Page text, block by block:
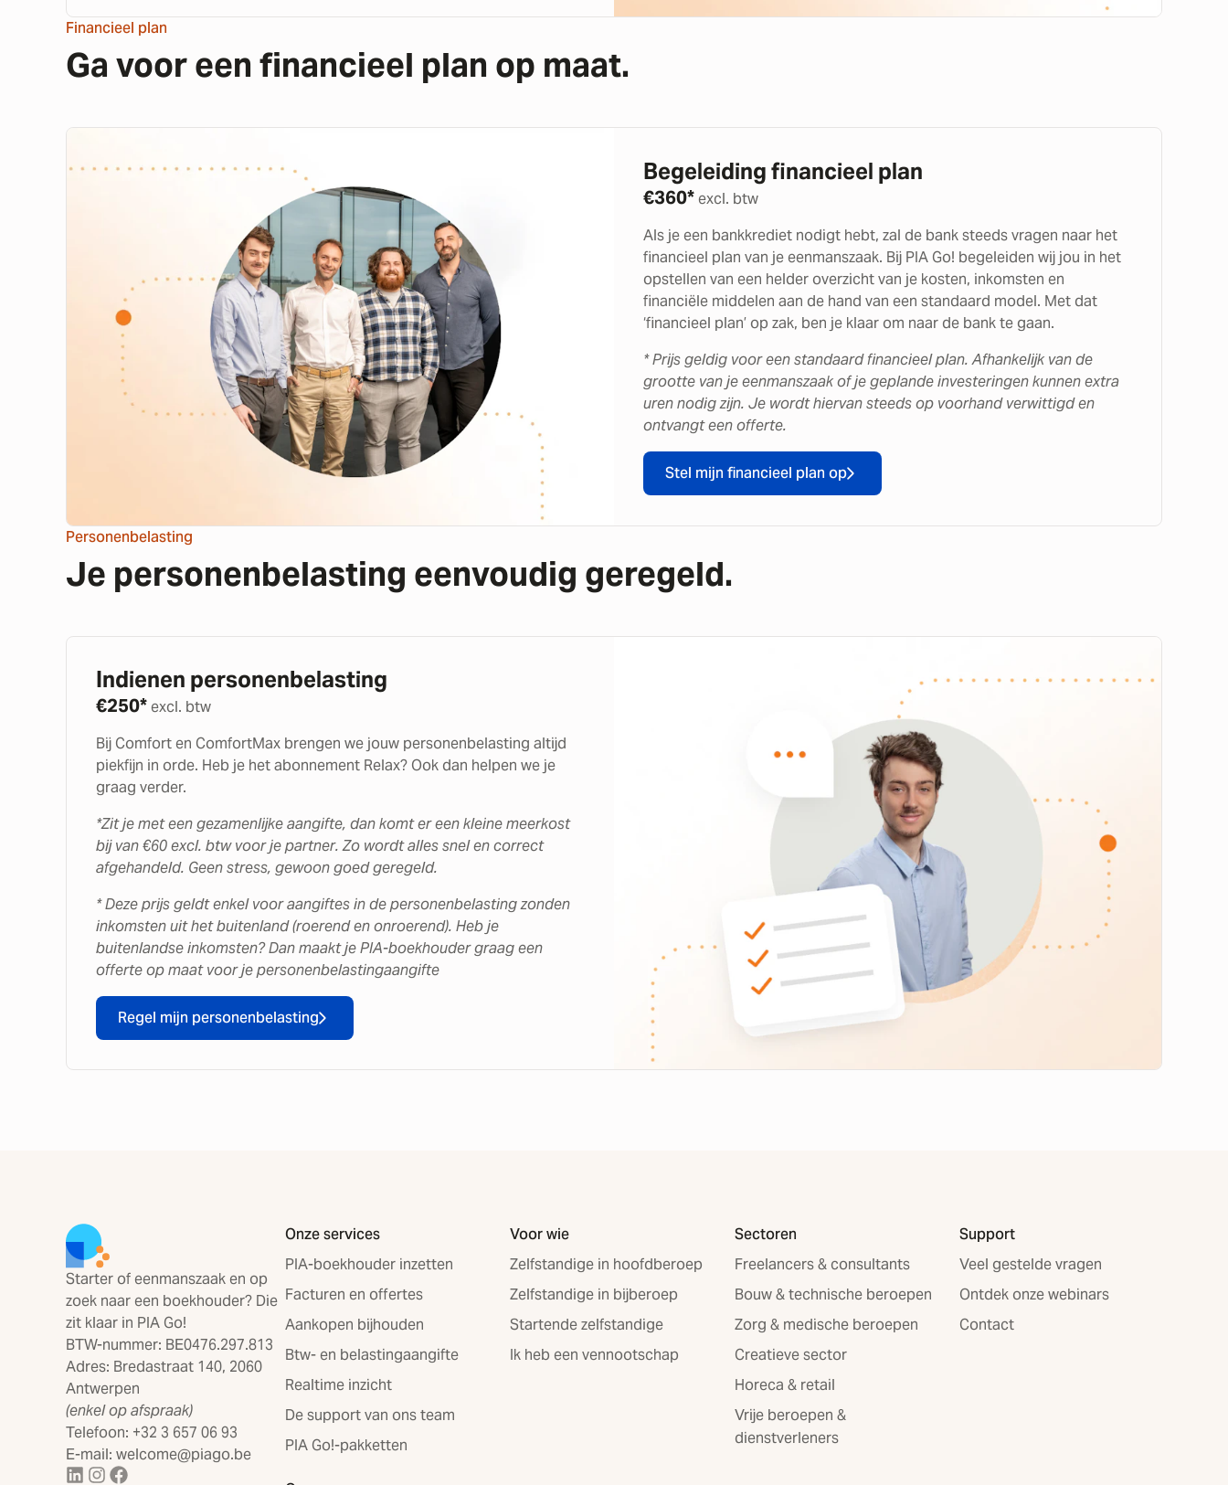
Financieel plan
Ga voor een financieel plan op maat.
Begeleiding financieel plan
€360*excl. btw
Als je een bankkrediet nodigt hebt, zal de bank steeds vragen naar het
financieel plan van je eenmanszaak. Bij PIA Go! begeleiden wij jou in het
opstellen van een helder overzicht van je kosten, inkomsten en
financiële middelen aan de hand van een standaard model. Met dat
‘financieel plan’ op zak, ben je klaar om naar de bank te gaan.
* Prijs geldig voor een standaard financieel plan. Afhankelijk van de
grootte van je eenmanszaak of je geplande investeringen kunnen extra
uren nodig zijn. Je wordt hiervan steeds op voorhand verwittigd en
ontvangt een offerte.
Stel mijn financieel plan op
Personenbelasting
Je personenbelasting eenvoudig geregeld.
Indienen personenbelasting
€250*excl. btw
Bij Comfort en ComfortMax brengen we jouw personenbelasting altijd
piekfijn in orde. Heb je het abonnement Relax? Ook dan helpen we je
graag verder.
*Zit je met een gezamenlijke aangifte, dan komt er een kleine meerkost
bij van €60 excl. btw voor je partner. Zo wordt alles snel en correct
afgehandeld. Geen stress, gewoon goed geregeld.
* Deze prijs geldt enkel voor aangiftes in de personenbelasting zonden
inkomsten uit het buitenland (roerend en onroerend). Heb je
buitenlandse inkomsten? Dan maakt je PIA-boekhouder graag een
offerte op maat voor je personenbelastingaangifte
Regel mijn personenbelasting
Starter of eenmanszaak en op
zoek naar een boekhouder? Die
zit klaar in PIA Go!
BTW-nummer: BE0476.297.813
Adres: Bredastraat 140, 2060
Antwerpen
(enkel op afspraak)
Telefoon: +32 3 657 06 93
E-mail: welcome@piago.be
Onze services
PIA-boekhouder inzetten
Facturen en offertes
Aankopen bijhouden
Btw- en belastingaangifte
Realtime inzicht
De support van ons team
PIA Go!-pakketten
Voor wie
Zelfstandige in hoofdberoep
Zelfstandige in bijberoep
Startende zelfstandige
Ik heb een vennootschap
Sectoren
Freelancers & consultants
Bouw & technische beroepen
Zorg & medische beroepen
Creatieve sector
Horeca & retail
Vrije beroepen &
dienstverleners
Support
Veel gestelde vragen
Ontdek onze webinars
Contact